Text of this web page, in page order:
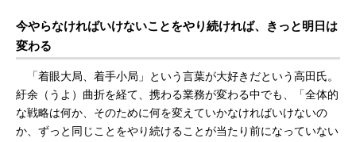
今やらなければいけないことをやり続ければ、きっと明日は
変わる
「着眼大局、着手小局」という言葉が大好きだという高田氏。
紆余（うよ）曲折を経て、携わる業務が変わる中でも、「全体的
な戦略は何か、そのために何を変えていかなければいけないの
か、ずっと同じことをやり続けることが当たり前になっていない